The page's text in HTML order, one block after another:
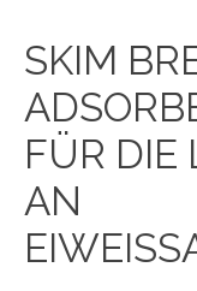
SKIM
FÜR DIE
AN